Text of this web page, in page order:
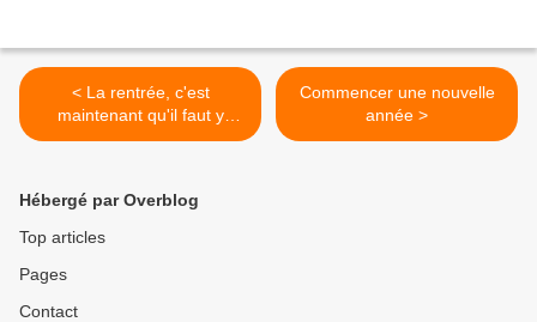
< La rentrée, c'est
maintenant qu'il faut y
penser
Commencer une nouvelle
année >
Hébergé par Overblog
Top articles
Pages
Contact